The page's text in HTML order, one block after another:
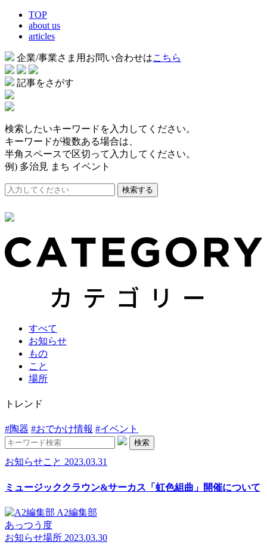
TOP
about us
articles
企業/事業さま用お問い合わせはこちら
記事をさがす
検索したいキーワードを入力してください。
キーワードが複数ある場合は、
半角スペースで区切って入力してください。
例) 多治見 まち イベント
検索する
すべて
お知らせ
もの
こと
場所
トレンド
#陶器 #おでかけ情報 #イベント
検索
お知らせこと 2023.03.31
ミュージッククラウン&サーカス「虹色組曲」開催について
A2編集部
あっつう度
お知らせ場所 2023.03.30